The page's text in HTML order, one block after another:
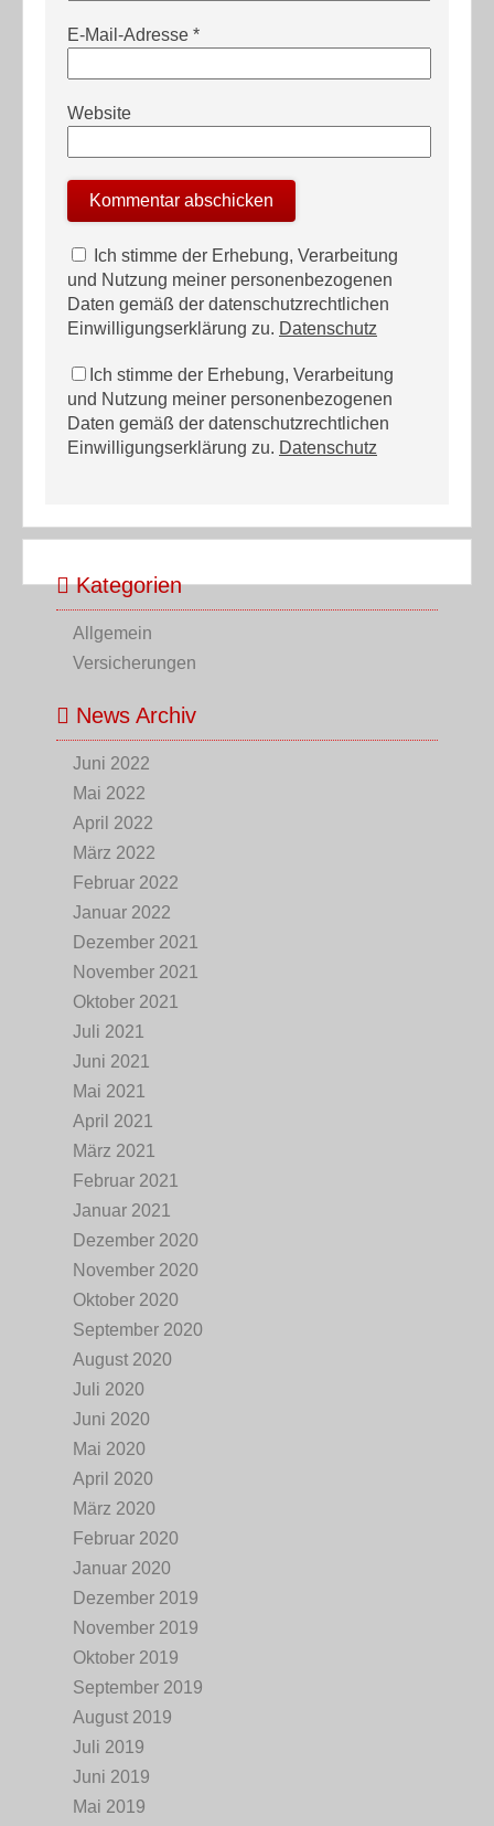
E-Mail-Adresse *
Website
Ich stimme der Erhebung, Verarbeitung
und Nutzung meiner personenbezogenen
Daten gemäß der datenschutzrechtlichen
Einwilligungserklärung zu. Datenschutz
Ich stimme der Erhebung, Verarbeitung
und Nutzung meiner personenbezogenen
Daten gemäß der datenschutzrechtlichen
Einwilligungserklärung zu. Datenschutz
Kategorien
Allgemein
Versicherungen
News Archiv
Juni 2022
Mai 2022
April 2022
März 2022
Februar 2022
Januar 2022
Dezember 2021
November 2021
Oktober 2021
Juli 2021
Juni 2021
Mai 2021
April 2021
März 2021
Februar 2021
Januar 2021
Dezember 2020
November 2020
Oktober 2020
September 2020
August 2020
Juli 2020
Juni 2020
Mai 2020
April 2020
März 2020
Februar 2020
Januar 2020
Dezember 2019
November 2019
Oktober 2019
September 2019
August 2019
Juli 2019
Juni 2019
Mai 2019